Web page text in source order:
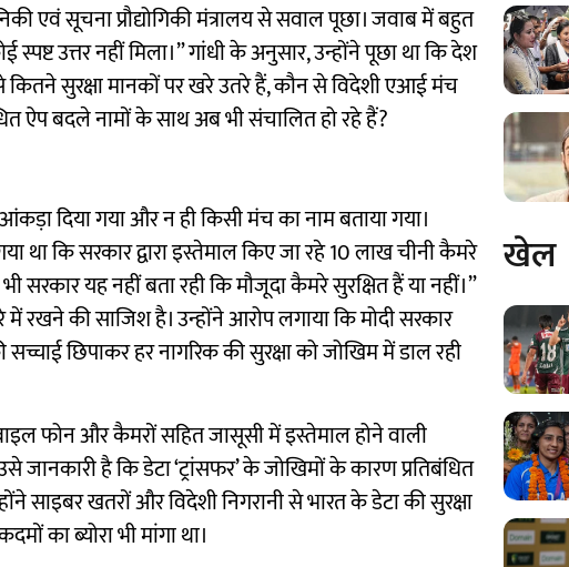
एवं सूचना प्रौद्योगिकी मंत्रालय से सवाल पूछा। जवाब में बहुत
उत्तर नहीं मिला।” गांधी के अनुसार, उन्होंने पूछा था कि देश
सुरक्षा मानकों पर खरे उतरे हैं, कौन से विदेशी एआई मंच
ऐप बदले नामों के साथ अब भी संचालित हो रहे हैं?
दिया गया और न ही किसी मंच का नाम बताया गया।
था कि सरकार द्वारा इस्तेमाल किए जा रहे 10 लाख चीनी कैमरे
यह नहीं बता रही कि मौजूदा कैमरे सुरक्षित हैं या नहीं।”
रखने की साजिश है। उन्होंने आरोप लगाया कि मोदी सरकार
छिपाकर हर नागरिक की सुरक्षा को जोखिम में डाल रही
फोन और कैमरों सहित जासूसी में इस्तेमाल होने वाली
है कि डेटा ‘ट्रांसफर’ के जोखिमों के कारण प्रतिबंधित
साइबर खतरों और विदेशी निगरानी से भारत के डेटा की सुरक्षा
का ब्योरा भी मांगा था।
खेल